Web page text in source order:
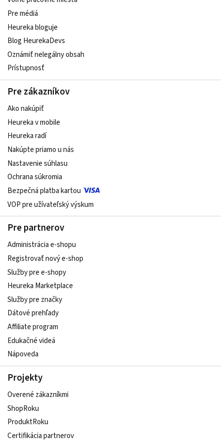
Pre médiá
Heureka bloguje
Blog HeurekaDevs
Oznámiť nelegálny obsah
Prístupnosť
Pre zákazníkov
Ako nakúpiť
Heureka v mobile
Heureka radí
Nakúpte priamo u nás
Nastavenie súhlasu
Ochrana súkromia
Bezpečná platba kartou
VOP pre užívateľský výskum
Pre partnerov
Administrácia e-shopu
Registrovať nový e-shop
Služby pre e‑shopy
Heureka Marketplace
Služby pre značky
Dátové prehľady
Affiliate program
Edukačné videá
Nápoveda
Projekty
Overené zákazníkmi
ShopRoku
ProduktRoku
Certifikácia partnerov